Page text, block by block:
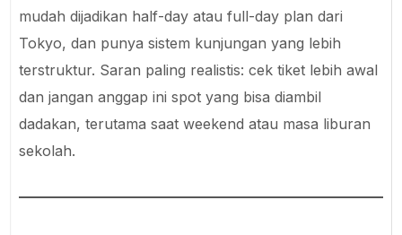
mudah dijadikan half-day atau full-day plan dari
Tokyo, dan punya sistem kunjungan yang lebih
terstruktur. Saran paling realistis: cek tiket lebih awal
dan jangan anggap ini spot yang bisa diambil
dadakan, terutama saat weekend atau masa liburan
sekolah.